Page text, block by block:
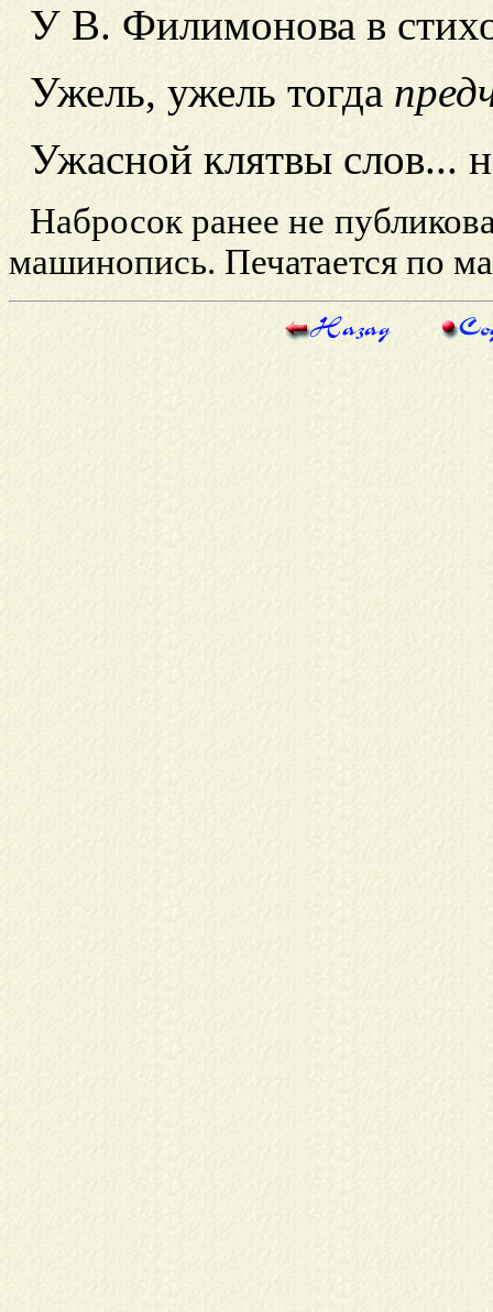
У В. Филимонова в
Ужель, ужель тогда
Ужасной клятвы слов...
Набросок ранее не
машинопись. Печатается по